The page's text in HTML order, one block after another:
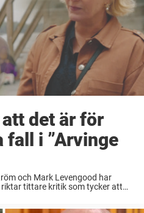
det är för
fall i ”Arvinge
och Mark Levengood har
tittare kritik som tycker att